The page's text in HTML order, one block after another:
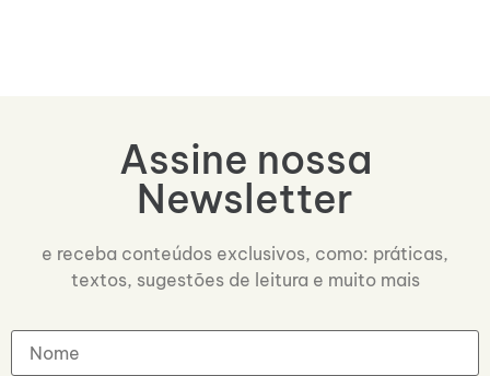
Assine nossa
Newsletter
e receba conteúdos exclusivos, como: práticas,
textos, sugestões de leitura e muito mais